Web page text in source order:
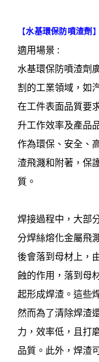
【水基環保防噴渣劑】
適用場景 :
水基環保防噴渣劑
割的工業領域，如
在工件表面品質要
升工作效率及產品
作為環保、安全、
渣飛濺和附著，保
質。
焊接過程中，大部
分焊絲熔化金屬飛
後會落到母材上，
蝕的作用，落到母
起形成焊渣。這些
然而為了清除焊渣
力，效率低，且打
品質。此外，焊渣